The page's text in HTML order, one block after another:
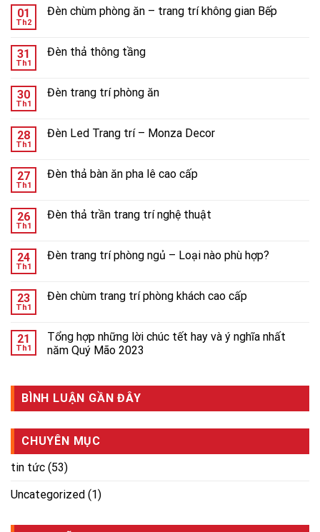
01
Th2
Đèn chùm phòng ăn – trang trí không gian Bếp
31
Th1
Đèn thả thông tầng
30
Th1
Đèn trang trí phòng ăn
28
Th1
Đèn Led Trang trí – Monza Decor
27
Th1
Đèn thả bàn ăn pha lê cao cấp
26
Th1
Đèn thả trần trang trí nghệ thuật
24
Th1
Đèn trang trí phòng ngủ – Loại nào phù hợp?
23
Th1
Đèn chùm trang trí phòng khách cao cấp
21
Th1
Tổng hợp những lời chúc tết hay và ý nghĩa nhất
năm Quý Mão 2023
BÌNH LUẬN GẦN ĐÂY
CHUYÊN MỤC
tin tức (53)
Uncategorized (1)